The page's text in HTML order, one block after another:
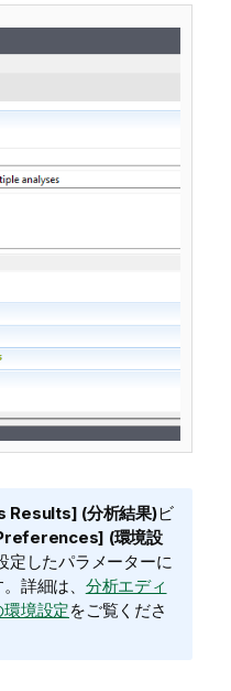
Results] (分析結果)ビ
(環境設
定したパラメーターに
詳細は、 分析エディ
境設定をご覧くださ